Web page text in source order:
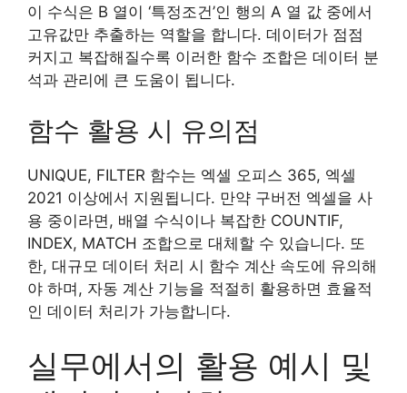
이 수식은 B 열이 ‘특정조건’인 행의 A 열 값 중에서
고유값만 추출하는 역할을 합니다. 데이터가 점점
커지고 복잡해질수록 이러한 함수 조합은 데이터 분
석과 관리에 큰 도움이 됩니다.
함수 활용 시 유의점
UNIQUE, FILTER 함수는 엑셀 오피스 365, 엑셀
2021 이상에서 지원됩니다. 만약 구버전 엑셀을 사
용 중이라면, 배열 수식이나 복잡한 COUNTIF,
INDEX, MATCH 조합으로 대체할 수 있습니다. 또
한, 대규모 데이터 처리 시 함수 계산 속도에 유의해
야 하며, 자동 계산 기능을 적절히 활용하면 효율적
인 데이터 처리가 가능합니다.
실무에서의 활용 예시 및